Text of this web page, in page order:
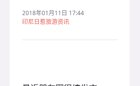
2018年01月11日 17:44
印尼日惹旅游资讯